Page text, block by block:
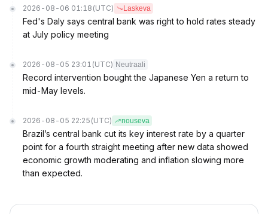
2026-08-06 01:18 (UTC) Laskeva
Fed's Daly says central bank was right to hold rates steady
at July policy meeting
2026-08-05 23:01 (UTC) Neutraali
Record intervention bought the Japanese Yen a return to
mid-May levels.
2026-08-05 22:25 (UTC) nouseva
Brazil’s central bank cut its key interest rate by a quarter
point for a fourth straight meeting after new data showed
economic growth moderating and inflation slowing more
than expected.